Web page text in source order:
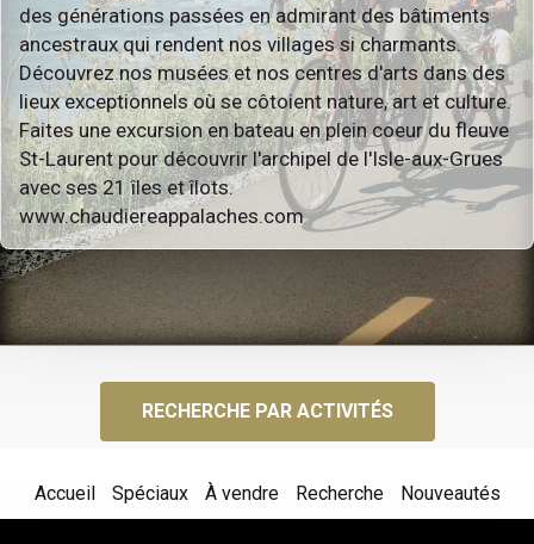
des générations passées en admirant des bâtiments
ancestraux qui rendent nos villages si charmants.
Découvrez nos musées et nos centres d'arts dans des
lieux exceptionnels où se côtoient nature, art et culture.
Faites une excursion en bateau en plein coeur du fleuve
St-Laurent pour découvrir l'archipel de l'Isle-aux-Grues
avec ses 21 îles et îlots.
www.chaudiereappalaches.com
RECHERCHE PAR ACTIVITÉS
Accueil Spéciaux À vendre Recherche Nouveautés